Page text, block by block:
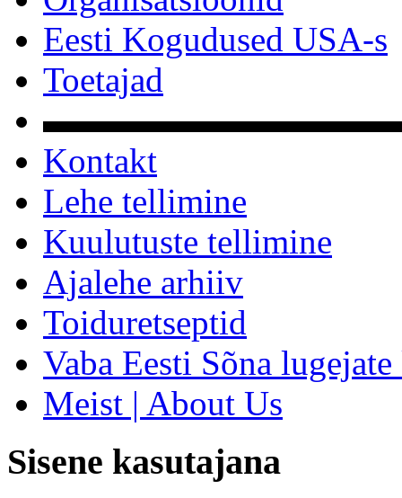
Eesti Kogudused USA-s
Toetajad
Kontakt
Lehe tellimine
Kuulutuste tellimine
Ajalehe arhiiv
Toiduretseptid
Vaba Eesti Sõna
Meist | About Us
Sisene kasutajana